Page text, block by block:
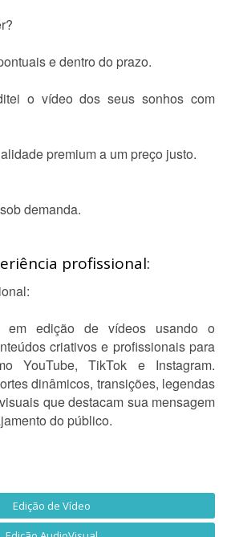
e dentro do prazo.
o vídeo dos seus sonhos com
premium a um preço justo.
demanda.
profissional:
em edição de vídeos usando o
criativos e profissionais para
YouTube, TikTok e Instagram.
dinâmicos, transições, legendas
que destacam sua mensagem
do público.
Edição de Vídeo